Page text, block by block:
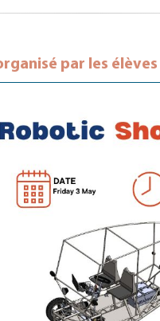
par les